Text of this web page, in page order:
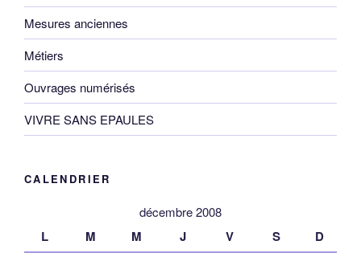
Mesures anciennes
Métiers
Ouvrages numérisés
VIVRE SANS EPAULES
CALENDRIER
décembre 2008
L M M J V S D